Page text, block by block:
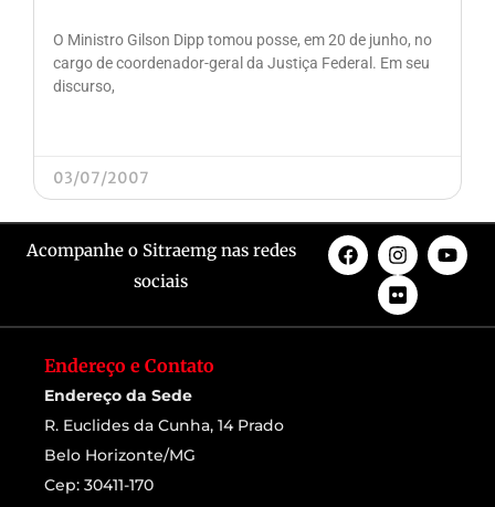
O Ministro Gilson Dipp tomou posse, em 20 de junho, no
cargo de coordenador-geral da Justiça Federal. Em seu
discurso,
03/07/2007
Acompanhe o Sitraemg nas redes
sociais
Endereço e Contato
Endereço da Sede
R. Euclides da Cunha, 14 Prado
Belo Horizonte/MG
Cep: 30411-170